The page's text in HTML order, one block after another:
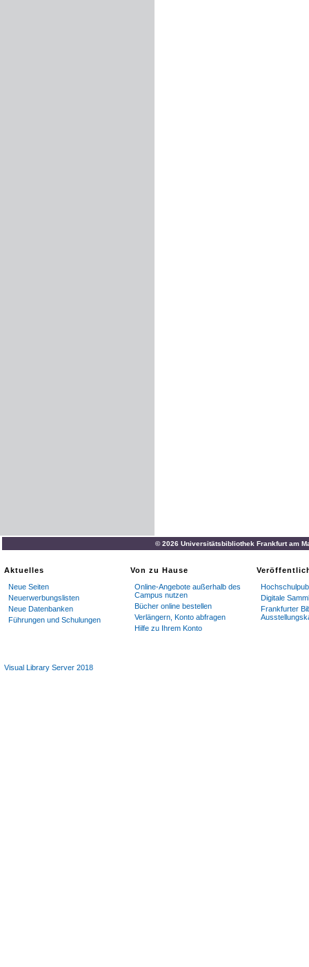
© 2026 Universitätsbibliothek Frankfurt am
Aktuelles
Neue Seiten
Neuerwerbungslisten
Neue Datenbanken
Führungen und Schulungen
Von zu Hause
Online-Angebote außerhalb des
Campus nutzen
Bücher online bestellen
Verlängern, Konto abfragen
Hilfe zu Ihrem Konto
Digitale
Frankfurter
Visual Library Server 2018